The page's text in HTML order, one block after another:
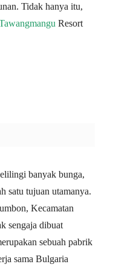
Tidak hanya itu,
Resort
banyak bunga,
satu tujuan utamanya.
Kecamatan
sengaja dibuat
sebuah pabrik
sama Bulgaria